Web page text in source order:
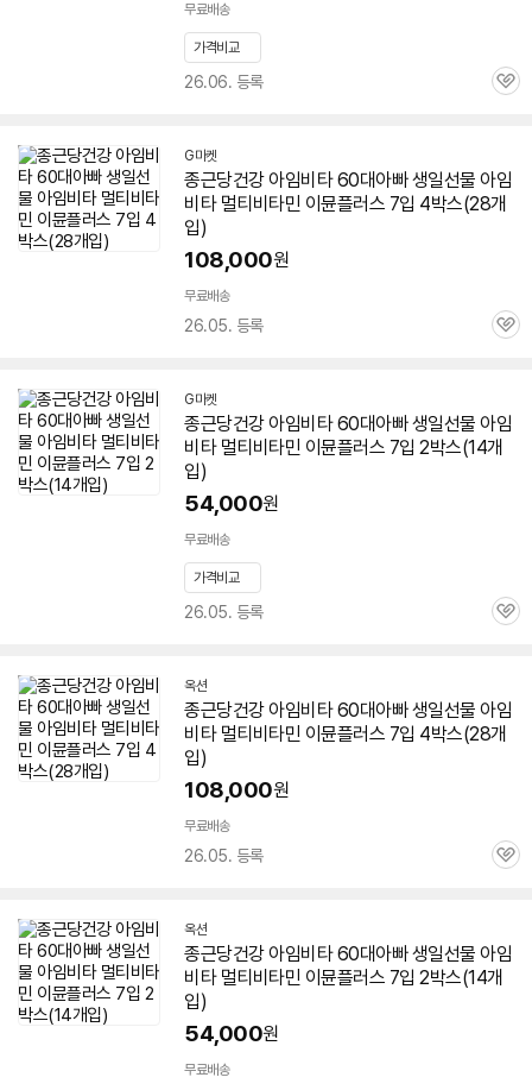
무료배송
가격비교
26.06. 등록
관
G마켓
종근당건강 아임비타60대아빠생일선물 아임
비타 멀티비타민 이뮨플러스 7입 4박스(28개
입)
108,000원
무료배송
26.05. 등록
관
G마켓
종근당건강 아임비타60대아빠생일선물 아임
비타 멀티비타민 이뮨플러스 7입 2박스(14개
입)
54,000원
무료배송
가격비교
26.05. 등록
관
옥션
종근당건강 아임비타60대아빠생일선물 아임
비타 멀티비타민 이뮨플러스 7입 4박스(28개
입)
108,000원
무료배송
26.05. 등록
관
옥션
종근당건강 아임비타60대아빠생일선물 아임
비타 멀티비타민 이뮨플러스 7입 2박스(14개
입)
54,000원
무료배송